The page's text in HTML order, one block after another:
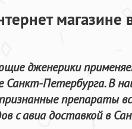
дженерики
Санкт-Петербурга. В
препараты
с авиа доставкой в